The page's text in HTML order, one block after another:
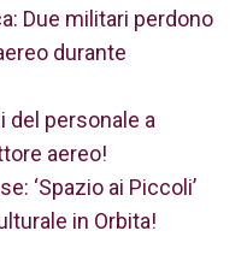
Due militari perdono
durante
del personale a
aereo!
‘Spazio ai Piccoli’
in Orbita!